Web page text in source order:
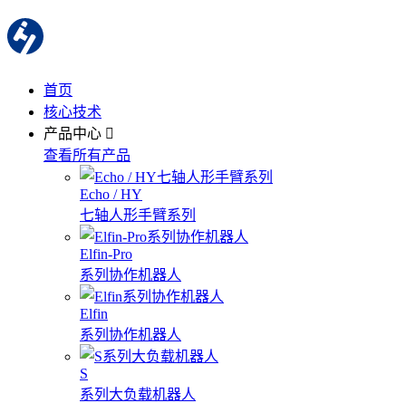
首页
核心技术
产品中心
查看所有产品
Echo / HY
七轴人形手臂系列
Elfin-Pro
系列协作机器人
Elfin
系列协作机器人
S
系列大负载机器人